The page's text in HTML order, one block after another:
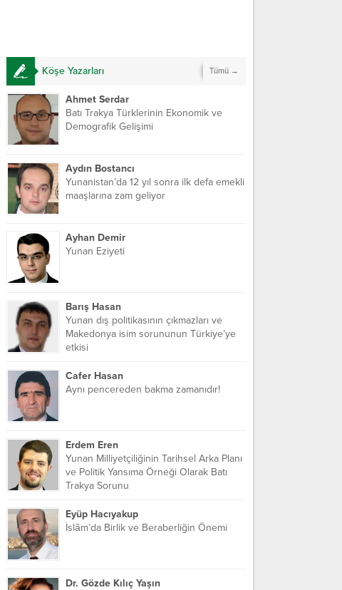
Köşe Yazarları Tümü →
Ahmet Serdar
Batı Trakya Türklerinin Ekonomik ve
Demografik Gelişimi
Aydın Bostancı
Yunanistan’da 12 yıl sonra ilk defa emekli
maaşlarına zam geliyor
Ayhan Demir
Yunan Eziyeti
Barış Hasan
Yunan dış politikasının çıkmazları ve
Makedonya isim sorununun Türkiye’ye
etkisi
Cafer Hasan
Aynı pencereden bakma zamanıdır!
Erdem Eren
Yunan Milliyetçiliğinin Tarihsel Arka Planı
ve Politik Yansıma Örneği Olarak Batı
Trakya Sorunu
Eyüp Hacıyakup
İslâm’da Birlik ve Beraberliğin Önemi
Dr. Gözde Kılıç Yaşın